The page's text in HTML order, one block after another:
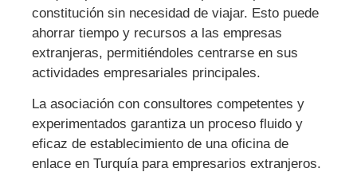
constitución sin necesidad de viajar. Esto puede
ahorrar tiempo y recursos a las empresas
extranjeras, permitiéndoles centrarse en sus
actividades empresariales principales.
La asociación con consultores competentes y
experimentados garantiza un proceso fluido y
eficaz de establecimiento de una oficina de
enlace en Turquía para empresarios extranjeros.